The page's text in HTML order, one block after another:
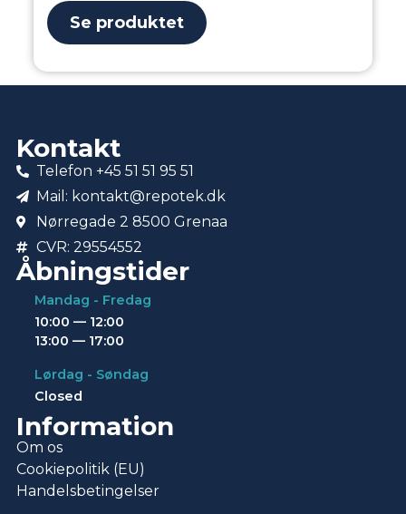
Se produktet
Kontakt
Telefon +45 51 51 95 51
Mail: kontakt@repotek.dk
Nørregade 2 8500 Grenaa
CVR: 29554552
Åbningstider
Mandag - Fredag
10:00 — 12:00
13:00 — 17:00
Lørdag - Søndag
Closed
Information
Om os
Cookiepolitik (EU)
Handelsbetingelser